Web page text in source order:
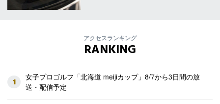
アクセスランキング
RANKING
1
女子プロゴルフ「北海道 meijiカップ」8/7から3日間の放
送・配信予定